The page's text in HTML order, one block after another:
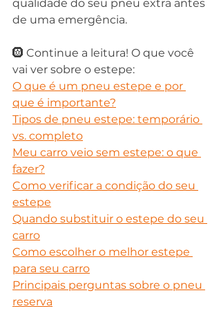
qualidade do seu pneu extra antes
de uma emergência.
🛞 Continue a leitura! O que você
vai ver sobre o estepe:
O que é um pneu estepe e por
que é importante?
Tipos de pneu estepe: temporário
vs. completo
Meu carro veio sem estepe: o que
fazer?
Como verificar a condição do seu
estepe
Quando substituir o estepe do seu
carro
Como escolher o melhor estepe
para seu carro
Principais perguntas sobre o pneu
reserva